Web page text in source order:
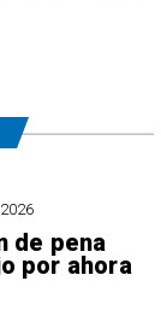
de pena
por ahora